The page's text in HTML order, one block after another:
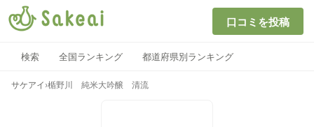
口コミを投稿
検索 全国ランキング 都道府県別ランキング
サケアイ ›楯野川 純米大吟醸 清流